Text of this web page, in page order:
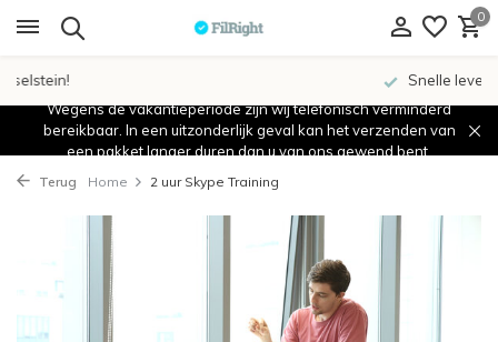
0
Wegens de vakantieperiode zijn wij telefonisch verminderd
bereikbaar. In een uitzonderlijk geval kan het verzenden van
een pakket langer duren dan u van ons gewend bent.
Terug Home 2 uur Skype Training